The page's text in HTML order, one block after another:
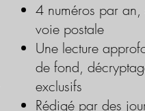
4 numéros par
voie postale
Une lecture
de fond,
exclusifs
Rédigé par des